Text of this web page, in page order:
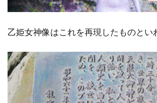
乙姫女神像はこれを再現したものとい